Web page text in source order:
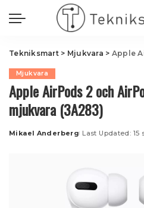
Tekniksmart> Mjukvara > Apple
Mjukvara
Apple AirPods 2 och
mjukvara (3A283)
Posted
Mikael Anderberg Last Updated: 15